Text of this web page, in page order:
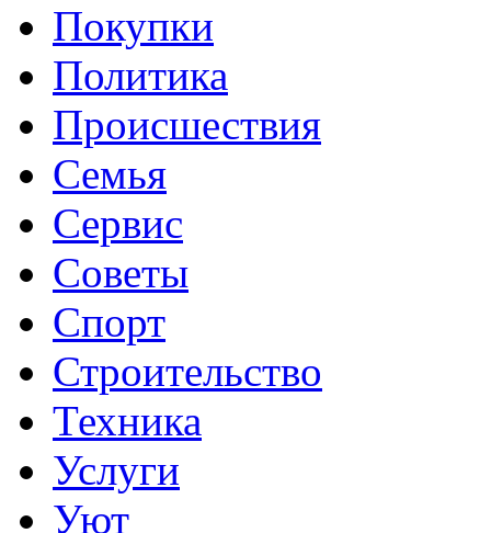
Покупки
Политика
Происшествия
Семья
Сервис
Советы
Спорт
Строительство
Техника
Услуги
Уют